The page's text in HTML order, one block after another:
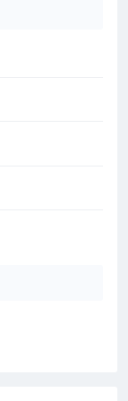
Thiago
Hassan.
Arnold, a
na